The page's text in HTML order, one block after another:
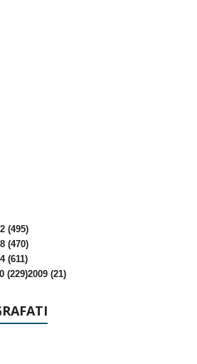
(495)
(470)
(611)
(229)2009 (21)